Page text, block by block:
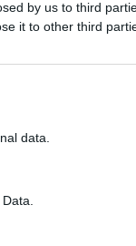
by us to third
it to other third
data.
az EU-pénzek.
átka
teljesítmény